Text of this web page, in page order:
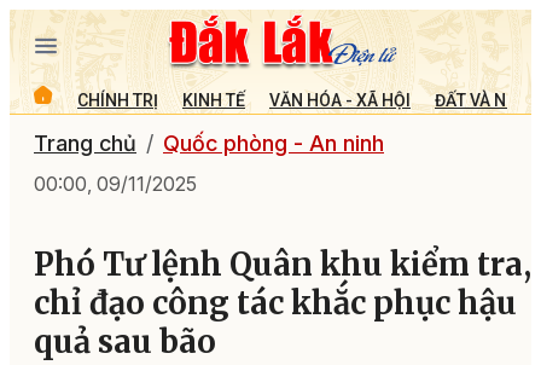
CHÍNH TRỊ KINH TẾ VĂN HÓA - XÃ HỘI ĐẤT VÀ
Trang chủ Quốc phòng - An ninh
00:00, 09/11/2025
Phó Tư lệnh Quân khu kiểm tra,
chỉ đạo công tác khắc phục hậu
quả sau bão